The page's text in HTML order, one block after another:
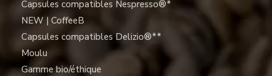
Capsules compatibles Nespresso®*
NEW | CoffeeB
Capsules compatibles Delizio®**
Moulu
Gamme bio/éthique